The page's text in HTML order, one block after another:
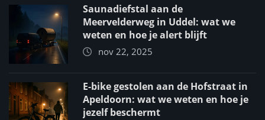
Saunadiefstal aan de
Meervelderweg in Uddel: wat we
weten en hoe je alert blijft
nov 22, 2025
E-bike gestolen aan de Hofstraat in
Apeldoorn: wat we weten en hoe je
jezelf beschermt